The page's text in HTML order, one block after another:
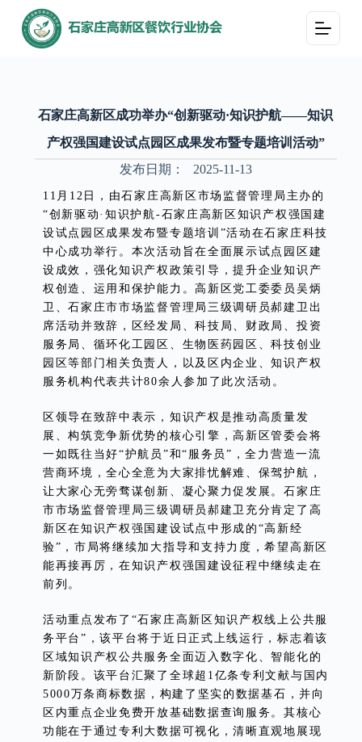
跳
过
石家庄高新区成功举办“创新驱动·知识护航——知识
产权强国建设试点园区成果发布暨专题培训活动”
发布日期：
2025-11-13
11月12日，由石家庄高新区市场监督管理局主办的
“创新驱动·知识护航-石家庄高新区知识产权强国建
设试点园区成果发布暨专题培训”活动在石家庄科技
中心成功举行。本次活动旨在全面展示试点园区建
设成效，强化知识产权政策引导，提升企业知识产
权创造、运用和保护能力。高新区党工委委员吴炳
卫、石家庄市市场监督管理局三级调研员郝建卫出
席活动并致辞，区经发局、科技局、财政局、投资
服务局、循环化工园区、生物医药园区、科技创业
园区等部门相关负责人，以及区内企业、知识产权
服务机构代表共计80余人参加了此次活动。
区领导在致辞中表示，知识产权是推动高质量发
展、构筑竞争新优势的核心引擎，高新区管委会将
一如既往当好“护航员”和“服务员”，全力营造一流
营商环境，全心全意为大家排忧解难、保驾护航，
让大家心无旁骛谋创新、凝心聚力促发展。石家庄
市市场监督管理局三级调研员郝建卫充分肯定了高
新区在知识产权强国建设试点中形成的“高新经
验”，市局将继续加大指导和支持力度，希望高新区
能再接再厉，在知识产权强国建设征程中继续走在
前列。
活动重点发布了“石家庄高新区知识产权线上公共服
务平台”，该平台将于近日正式上线运行，标志着该
区域知识产权公共服务全面迈入数字化、智能化的
新阶段。该平台汇聚了全球超1亿条专利文献与国内
5000万条商标数据，构建了坚实的数据基石，并向
区内重点企业免费开放基础数据查询服务。其核心
功能在于通过专利大数据可视化，清晰直观地展现